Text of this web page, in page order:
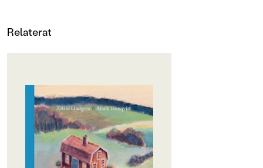
Relaterat
OM BOKEN
När himlen är rosa och
skymningen lägger sig över
trädtopparna är det dags att sova.
Eller? Följ med på en magisk
promenad i den svenska